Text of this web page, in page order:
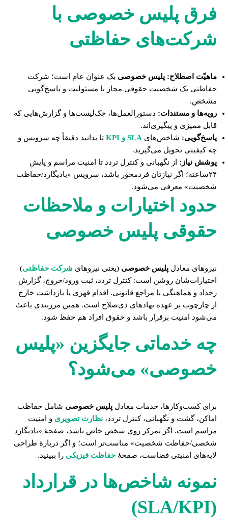
فرق پلیس خصوصی با
شرکت‌های حفاظتی
ماهیّت اصطلاح: پلیس خصوصی یک عنوان عام است؛ شرکت
حفاظتی یک شخصیت حقوقی مجاز با مسئولیت و پاسخ‌گویی
مشخص.
رویه‌ها و مستندات: دستورالعمل‌ها، چک‌لیست‌ها و گزارش‌هایی که
قابل ممیزی و پیگیری‌اند.
پاسخ‌گویی: شاخص‌های SLA و KPI
تا بدانید دقیقاً چه سرویس و
چه کیفیتی تحویل می‌گیرید.
پوشش نیاز: از نگهبانی و کنترل تردد تا امنیت مراسم و پایش
۲۴ساعته؛ اگر نیازتان فردمحور باشد، سرویس «بادیگارد/حفاظت
شخصیت» معرفی می‌شود.
حدود اختیارات و ملاحظات
حقوقی پلیس خصوصی
نیروهای معادلپلیس خصوصی (یعنی نیروهای شرکت حفاظتی)
اختیارات‌شان روشن است: کنترل تردد، ثبت ورود/خروج، گزارش
رخداد و هماهنگی با مراجع قانونی. اقدام قهری یا بازداشت خارج
از چارچوب بر عهده نهادهای ذی‌صلاح است. همین مرزبندی باعث
می‌شود امنیت برقرار باشد و حقوق افراد هم حفظ شود.
چه خدماتی جایگزین «پلیس
خصوصی» می‌شود؟
برای کسب‌وکارها، خدمات معادلپلیس خصوصی شامل حفاظت
اماکن، گشت و نگهبانی، کنترل تردد،نظارت تصویری و امنیت
مراسم است. اگر تمرکز روی شخص خاص باشد، صفحهٔ «بادیگارد
شخصی/حفاظت شخصیت» مناسب‌تر است؛ و اگر دربارهٔ طراحی
لایه‌های امنیتی فضاست، صفحهٔحفاظت فیزیکی را ببینید.
نمونه شاخص‌ها در قرارداد
(SLA/KPI)